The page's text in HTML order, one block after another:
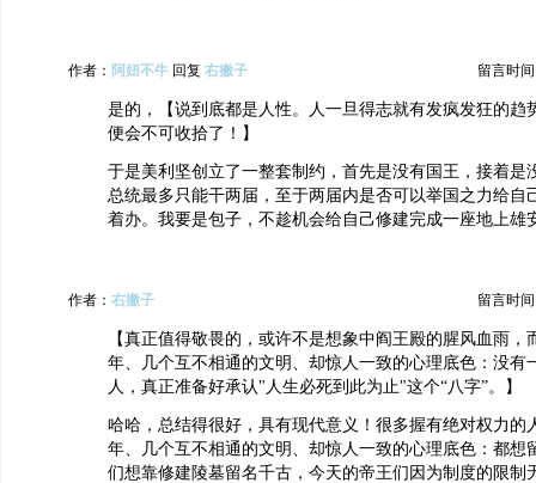
作者： 阿妞不牛 回复 右撇子 留言时间
是的，【说到底都是人性。人一旦得志就有发疯发狂的趋
便会不可收拾了！】
于是美利坚创立了一整套制约，首先是没有国王，接着是
总统最多只能干两届，至于两届内是否可以举国之力给自
着办。我要是包子，不趁机会给自己修建完成一座地上雄
作者： 右撇子 留言时间
【真正值得敬畏的，或许不是想象中阎王殿的腥风血雨，
年、几个互不相通的文明、却惊人一致的心理底色：没有
人，真正准备好承认"人生必死到此为止"这个“八字”。】
哈哈，总结得很好，具有现代意义！很多握有绝对权力的
年、几个互不相通的文明、却惊人一致的心理底色：都想
们想靠修建陵墓留名千古，今天的帝王们因为制度的限制